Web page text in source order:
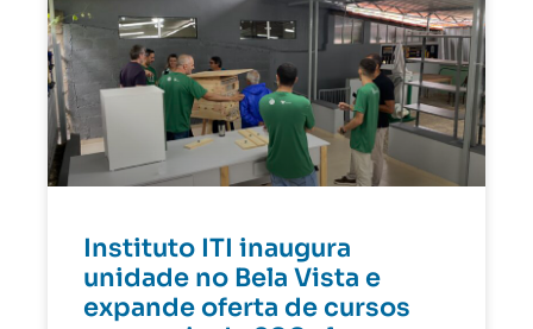
Instituto ITI inaugura
unidade no Bela Vista e
expande oferta de cursos